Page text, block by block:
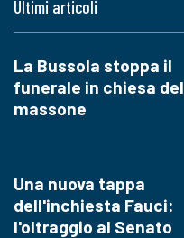
Ultimi articoli
La Bussola stoppa il
funerale in chiesa del
massone
Una nuova tappa
dell'inchiesta Fauci:
l'oltraggio al Senato